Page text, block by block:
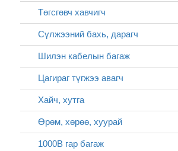
Төгсгөвч хавчигч
Сүлжээний бахь, дарагч
Шилэн кабелын багаж
Цагираг түгжээ авагч
Хайч, хутга
Өрөм, хөрөө, хуурай
1000В гар багаж